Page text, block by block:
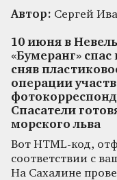
Автор: Сергей
10 июня в
«Бумеранг»
сняв
операции
Спасатели
морского льва
Вот HTML-код,
соответствии с
На Сахалине